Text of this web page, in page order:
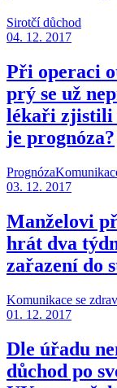
Sirotčí důchod
04. 12. 2017
Při operaci
prý se už
lékaři zjistili
je prognóza?
Prognóza
03. 12. 2017
Manželovi
hrát dva
zařazení do
Komunikace se
01. 12. 2017
Dle úřadu
důchod po